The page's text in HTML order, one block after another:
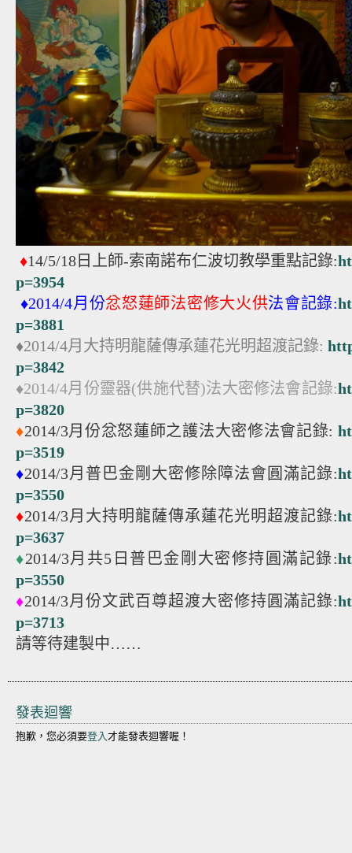
♦14/5/18日上師-索南諾布仁波切教學重點記錄:
p=3954
♦2014/4月份忿怒蓮師法密修大火供法會記錄:
p=3881
♦2014/4月大持明龍薩傳承蓮花光明超渡記錄:
p=3842
♦2014/4月份靈器(供施代替)法大密修法會記錄:
p=3820
♦2014/3月份忿怒蓮師之護法大密修法會記錄:
p=3519
♦2014/3月普巴金剛大密修除障法會圓滿記錄:
p=3550
♦2014/3月大持明龍薩傳承蓮花光明超渡記錄:
p=3637
♦2014/3月共5日普巴金剛大密修持圓滿記錄:
p=3550
♦2014/3月份文武百尊超渡大密修持圓滿記錄:
p=3713
請等待建製中……
發表迴響
抱歉，您必須要登入才能發表迴響喔！